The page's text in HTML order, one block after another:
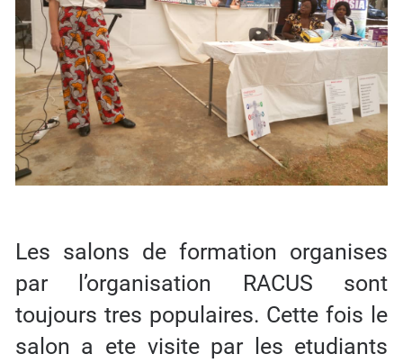
Les salons de formation organises
par l’organisation RACUS sont
toujours tres populaires. Cette fois le
salon a ete visite par les etudiants